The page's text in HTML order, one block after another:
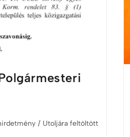
/ Utoljára feltöltött